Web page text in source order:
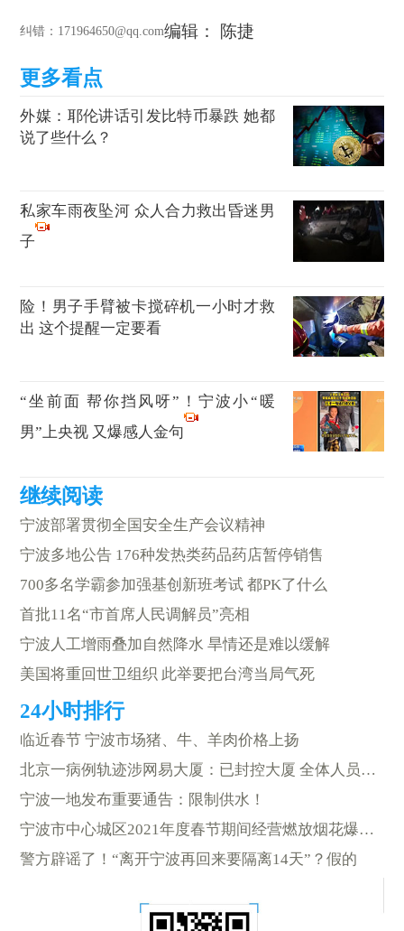
纠错 ：171964650@qq.com编辑： 陈捷
外媒：耶伦讲话引发比特币暴跌 她都
说了些什么？
私家车雨夜坠河 众人合力救出昏迷男
子
险！男子手臂被卡搅碎机一小时才救
出 这个提醒一定要看
“坐前面 帮你挡风呀”！宁波小“暖
男”上央视 又爆感人金句
宁波部署贯彻全国安全生产会议精神
宁波多地公告 176种发热类药品药店暂停销售
700多名学霸参加强基创新班考试 都PK了什么
首批11名“市首席人民调解员”亮相
宁波人工增雨叠加自然降水 旱情还是难以缓解
美国将重回世卫组织 此举要把台湾当局气死
临近春节 宁波市场猪、牛、羊肉价格上扬
北京一病例轨迹涉网易大厦：已封控大厦 全体人员核酸检测
宁波一地发布重要通告：限制供水！
宁波市中心城区2021年度春节期间经营燃放烟花爆竹安全管理通告
警方辟谣了！“离开宁波再回来要隔离14天”？假的